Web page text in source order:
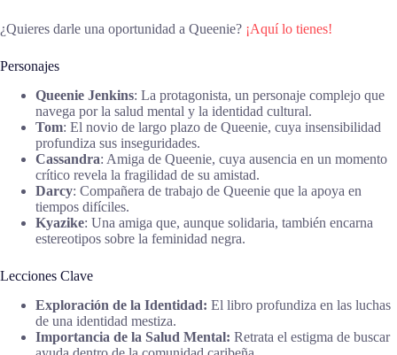
¿Quieres darle una oportunidad a Queenie? ¡Aquí lo tienes!
Personajes
Queenie Jenkins: La protagonista, un personaje complejo que
navega por la salud mental y la identidad cultural.
Tom: El novio de largo plazo de Queenie, cuya insensibilidad
profundiza sus inseguridades.
Cassandra: Amiga de Queenie, cuya ausencia en un momento
crítico revela la fragilidad de su amistad.
Darcy: Compañera de trabajo de Queenie que la apoya en
tiempos difíciles.
Kyazike: Una amiga que, aunque solidaria, también encarna
estereotipos sobre la feminidad negra.
Lecciones Clave
Exploración de la Identidad: El libro profundiza en las luchas
de una identidad mestiza.
Importancia de la Salud Mental: Retrata el estigma de buscar